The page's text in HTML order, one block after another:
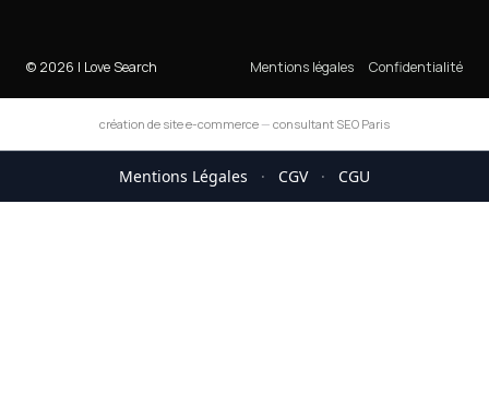
© 2026 I Love Search Mentions légales Confidentialité
création de site e-commerce — consultant SEO Paris
Mentions Légales · CGV · CGU